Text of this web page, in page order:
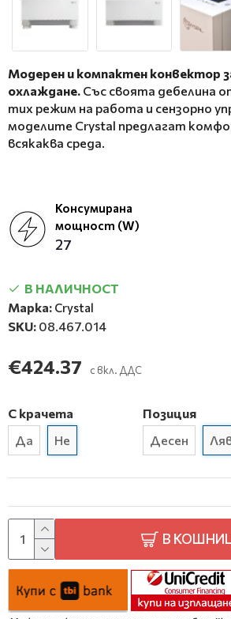
Модерен и компактен конвектор
охлаждане. Със своята дебелина
тих режим на работа и сензорно
моделите Crystal предлагат
всякаква среда.
Консумирана
мощност (W)
27
В НАЛИЧНОСТ
Марка: Crystal
SKU: 08.467.014
€424.37 с вкл. ДДС
С крачета
Да
Не
Позиция
Десен
В